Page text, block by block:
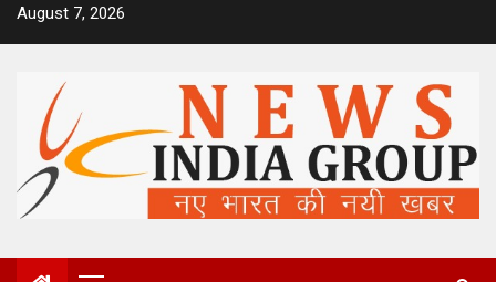
SkipAugust 7, 2026